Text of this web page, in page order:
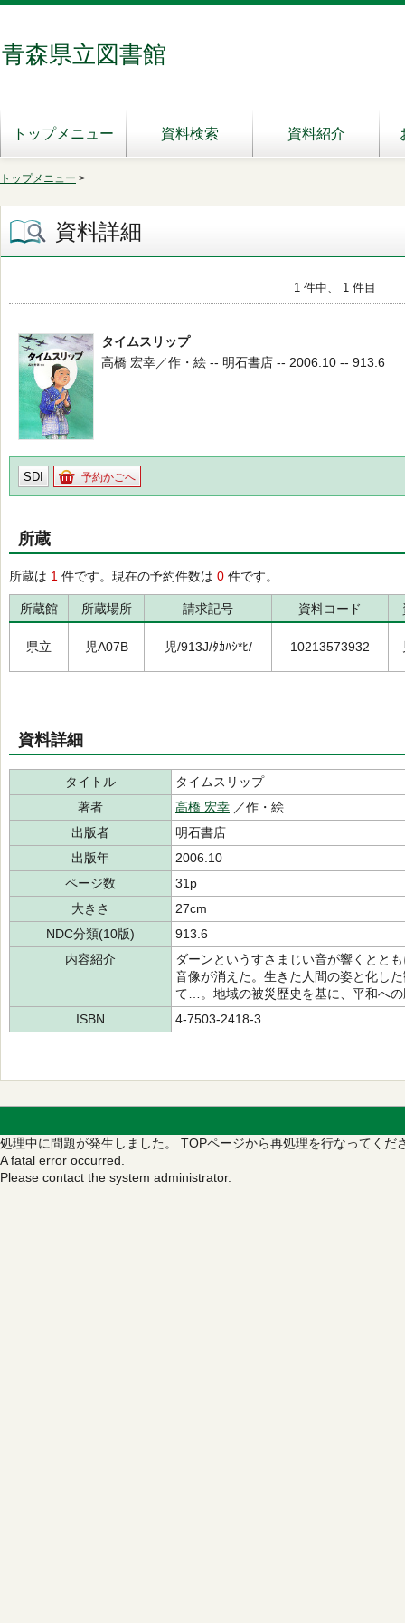
青森県立図書館
トップメニュー 資料検索 資料紹介
トップメニュー >
資料詳細
1 件中、 1 件目
タイムスリップ
高橋 宏幸／作・絵 -- 明石書店 -- 2006.10 -- 913.6
SDI 予約かごへ
所蔵
所蔵は 1 件です。現在の予約件数は 0 件です。
所蔵館 所蔵場所 請求記号 資料コード
県立 児A07B 児/913J/ﾀｶﾊｼ*ﾋ/ 10213573932
資料詳細
タイトル
タイムスリップ
著者
高橋 宏幸 ／作・絵
出版者
明石書店
出版年
2006.10
ページ数
31p
大きさ
27cm
NDC分類(10版)
913.6
内容紹介
ダーンというすさまじい音が響くとと
音像が消えた。生きた人間の姿と化し
て…。地域の被災歴史を基に、平和へ
ISBN
4-7503-2418-3
処理中に問題が発生しました。 TOPページから再処理を行なってくだ
A fatal error occurred.
Please contact the system administrator.